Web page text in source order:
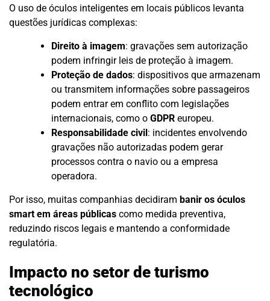
O uso de óculos inteligentes em locais públicos levanta
questões jurídicas complexas:
Direito à imagem: gravações sem autorização
podem infringir leis de proteção à imagem.
Proteção de dados: dispositivos que armazenam
ou transmitem informações sobre passageiros
podem entrar em conflito com legislações
internacionais, como o GDPR europeu.
Responsabilidade civil: incidentes envolvendo
gravações não autorizadas podem gerar
processos contra o navio ou a empresa
operadora.
Por isso, muitas companhias decidiram banir os óculos
smart em áreas públicas como medida preventiva,
reduzindo riscos legais e mantendo a conformidade
regulatória.
Impacto no setor de turismo
tecnológico